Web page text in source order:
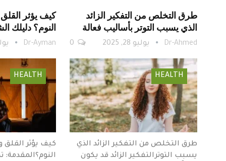
طرق التخلص من التفكير الزائد
الذي يسبب التوتر بأساليب فعالة
Dr-Ahmed يوليو 28, 2025
HEALTH
طرق التخلص من التفكير الزائد الذي
يسبب التوترالتفكير الزائد قد يكون
كيف يؤثر
النوم؟ دليلك
Dr-Ayman يوليو
HEALTH
كيف يؤثر القلق